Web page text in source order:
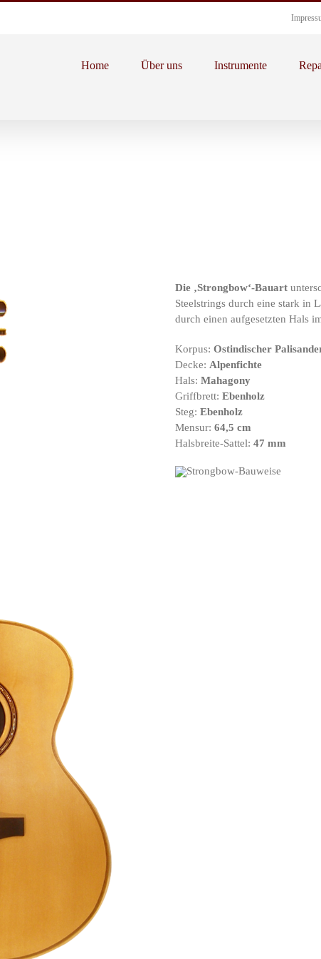
Home Über uns Instrumente
Die ‚Strongbow‘-Bauart
Steelstrings durch eine stark in
durch einen aufgesetzten Hals
Korpus: Ostindischer
Decke: Alpenfichte
Hals: Mahagony
Griffbrett: Ebenholz
Steg: Ebenholz
Mensur: 64,5 cm
Halsbreite-Sattel: 47 mm